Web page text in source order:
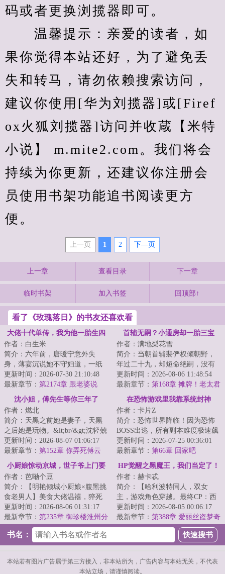
码或者更换浏揽器即可。
温馨提示：亲爱的读者，如
果你觉得本站还好，为了避免丢
失和转马，请勿依赖搜索访问，
建议你使用[华为刘揽器]或[Firef
ox火狐刘揽器]访问并收蔵【米特
小说】 m.mite2.com。我们将会
持续为你更新，还建议你注册会
员使用书架功能追书阅读更方
便。
上一页 1 2 下—页
上一章 查看目录 下一章
临时书架 加入书签 回顶部↑
看了《玫瑰落日》的书友还喜欢看
大佬十代单传，我为他一胎生四
作者：白生米
简介：六年前，唐暖宁意外失
身，薄宴沉说她不守妇道，一纸
离婚协议书将她扫地出门，净身
出户。六年后，她...
更新时间：2026-07-30 21:10:48
最新章节： 第2174章 跟老婆说
说，出什么事儿了？
首辅无嗣？小通房却一胎三宝
作者：满地梨花雪
简介：当朝首辅裴俨权倾朝野，
年过二十九，却短命绝嗣，没有
七情六欲。&lt;br/&gt;重度洁癖，
冷面冷心，...
更新时间：2026-08-06 11:48:54
最新章节： 第168章 摊牌！老太君
被气疯了
沈小姐，傅先生等你三年了
作者：燃北
简介：天黑之前她是妻子，天黑
之后她是玩物。&lt;br/&gt;沈轻兢
兢业业在娱乐圈打拼五年，小心
翼翼维护自...
更新时间：2026-08-07 01:06:17
最新章节： 第152章 你弄死傅云
笙，我就跟你
在恐怖游戏里我靠系统封神
作者：卡片Z
简介：恐怖世界降临！因为恐怖
BOSS出逃，所有副本难度极速飙
升！！直到江早安绑定装货系统
后画风突变。&l...
更新时间：2026-07-25 00:36:01
最新章节： 第66章 回家吧
小厨娘惊动京城，世子爷上门要
名分了！
作者：芭嘞个豆
简介：【明艳倾城小厨娘×腹黑挑
食老男人】美食大佬温禧，猝死
后穿进了限制级古言小说里，成
了照顾了男主...
更新时间：2026-08-06 01:31:17
最新章节： 第235章 御珍楼淮州分
HP觉醒之黑魔王，我们当定了！
作者：赫卡忒
简介：【哈利波特同人，双女
主，游戏角色穿越。最终CP：西
弗勒斯&middot;斯内普X爱丽丝
&middot;AD&middot...
更新时间：2026-08-05 00:06:17
最新章节： 第388章 爱丽丝盗梦奇
境（上）
书名：
本站若有图片广告属于第三方接入，非本站所为，广告内容与本站无关，不代表
本站立场，请谨慎阅读。